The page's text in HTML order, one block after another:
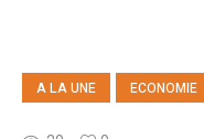
A LA UNE ECONOMIE